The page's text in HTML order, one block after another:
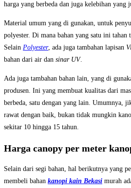
harga yang berbeda dan juga kelebihan yang
Material umum yang di gunakan, untuk
polyester. Di mana bahan yang satu ini tahan
Selain Polyester, ada juga tambahan lapisan
bahan dari air dan sinar UV.
Ada juga tambahan bahan lain, yang di
produsen. Ini yang membuat kualitas dari
berbeda, satu dengan yang lain. Umumnya,
rawat dengan baik, bukan tidak mungkin
sekitar 10 hingga 15 tahun.
Harga canopy per meter
Selain dari segi bahan, hal berikutnya yang
membeli bahan kanopi kain Bekasi murah